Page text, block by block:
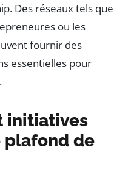
Des réseaux tels que
ou les
fournir des
essentielles pour
initiatives
plafond de